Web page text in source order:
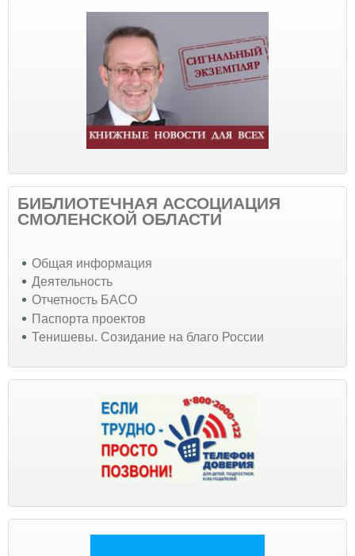
БИБЛИОТЕЧНАЯ АССОЦИАЦИЯ
СМОЛЕНСКОЙ ОБЛАСТИ
Общая информация
Деятельность
Отчетность БАСО
Паспорта проектов
Тенишевы. Созидание на благо России